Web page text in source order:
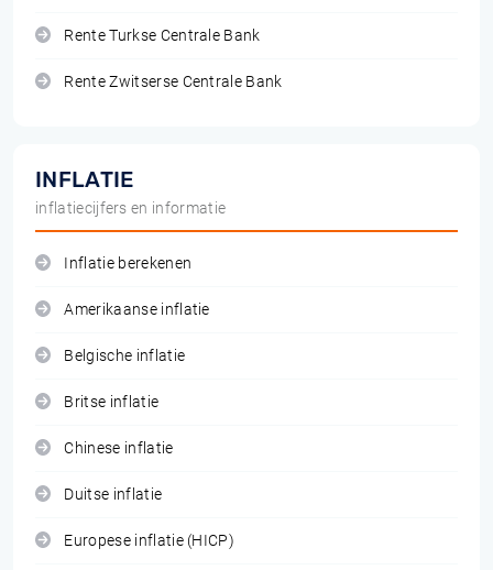
Rente Turkse Centrale Bank
Rente Zwitserse Centrale Bank
INFLATIE
inflatiecijfers en informatie
Inflatie berekenen
Amerikaanse inflatie
Belgische inflatie
Britse inflatie
Chinese inflatie
Duitse inflatie
Europese inflatie (HICP)